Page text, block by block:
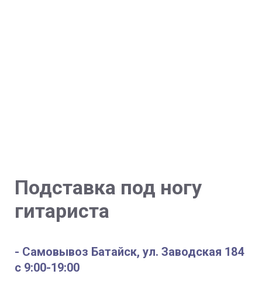
Подставка под ногу
гитариста
- Самовывоз Батайск, ул. Заводская 184
с 9:00-19:00